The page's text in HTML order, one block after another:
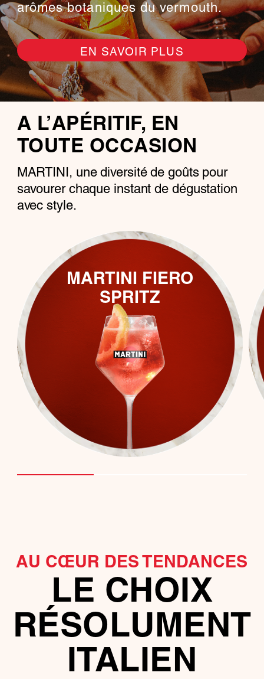
arômes botaniques du vermouth.
EN SAVOIR PLUS
A L’APÉRITIF, EN
TOUTE OCCASION
MARTINI, une diversité de goûts pour
savourer chaque instant de dégustation
avec style.
MARTINI FIERO
SPRITZ
AU CŒUR DES TENDANCES
LE CHOIX
RÉSOLUMENT
ITALIEN